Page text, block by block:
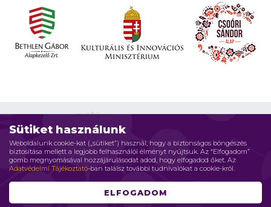
Sütiket használunk
Weboldalunk cookie-kat („sütiket”) használ, hogy a biztonságos böngészés
biztosítása mellett a legjobb felhasználói élményt nyújtsuk. Az “Elfogadom”
gomb megnyomásával hozzájárulásodat adod, hogy elfogadod őket. Az
Adatvédelmi Tájékoztató-ban találsz további tudnivalókat a cookie-król.
ELFOGADOM
Impresszum Adatvédelmi elvek Jogi nyilatkozat